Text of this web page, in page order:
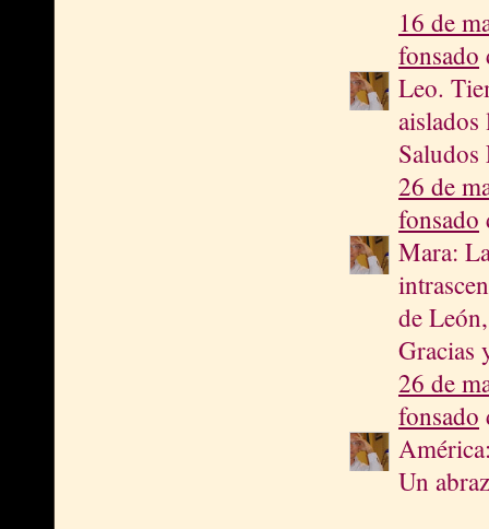
16 de
fonsado
Leo.
Saludos
26 de
fonsado
Mara:
de
Gracias
26 de
fonsado
Un